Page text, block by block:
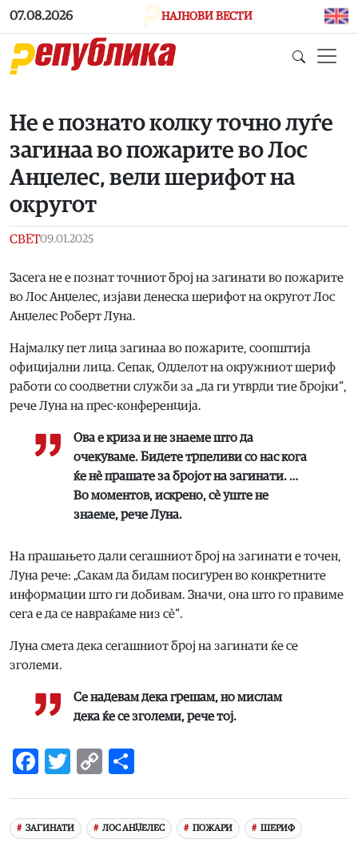
Skip to main content
07.08.2026 НАЈНОВИ ВЕСТИ
Не е познато колку точно луѓе
загинаа во пожарите во Лос
Анџелес, вели шерифот на
округот
СВЕТ09.01.2025
Засега не е познат точниот број на загинати во пожарите
во Лос Анџелес, изјави денеска шерифот на округот Лос
Анџелес Роберт Луна.
Најмалку пет лица загинаа во пожарите, соопштија
официјални лица. Сепак, Одделот на окружниот шериф
работи со соодветни служби за „да ги утврди тие бројки“,
рече Луна на прес-конференција.
Ова е криза и не знаеме што да
очекуваме. Бидете трпеливи со нас кога
ќе нè прашате за бројот на загинати. …
Во моментов, искрено, сè уште не
знаеме, рече Луна.
На прашањето дали сегашниот број на загинати е точен,
Луна рече: „Сакам да бидам посигурен во конкретните
информации што ги добивам. Значи, она што го правиме
сега е да се навраќаме низ сè“.
Луна смета дека сегашниот број на загинати ќе се
зголеми.
Се надевам дека грешам, но мислам
дека ќе се зголеми,рече тој.
Facebook
Twitter
Copy
ЗАГИНАТИ ЛОС АНЏЕЛЕС ПОЖАРИ ШЕРИФ